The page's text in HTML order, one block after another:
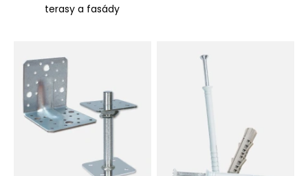
terasy a fasády